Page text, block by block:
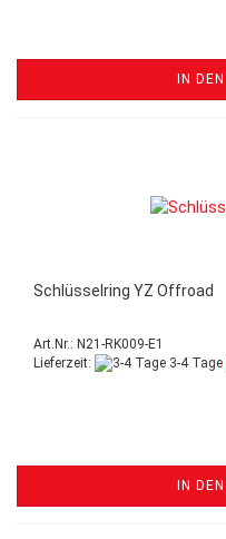
IN
Schlüsselring YZ Offroad
Art.Nr.: N21-RK009-E1
Lieferzeit:
3-4 Tage
IN